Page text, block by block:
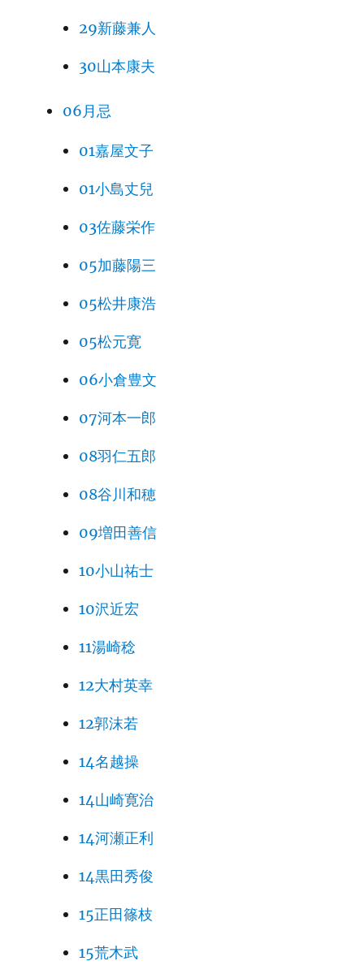
29新藤兼人
30山本康夫
06月忌
01嘉屋文子
01小島丈兒
03佐藤栄作
05加藤陽三
05松井康浩
05松元寛
06小倉豊文
07河本一郎
08羽仁五郎
08谷川和穂
09増田善信
10小山祐士
10沢近宏
11湯崎稔
12大村英幸
12郭沫若
14名越操
14山崎寛治
14河瀬正利
14黒田秀俊
15正田篠枝
15荒木武